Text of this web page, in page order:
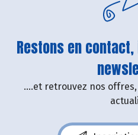
Restons en
....et retrouvez nos